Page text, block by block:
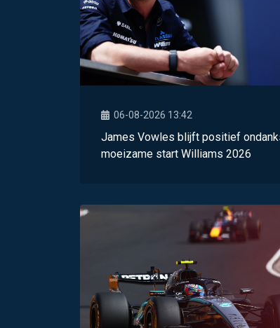
06-08-2026 13:42
James Vowles blijft positief
moeizame start Williams 2026